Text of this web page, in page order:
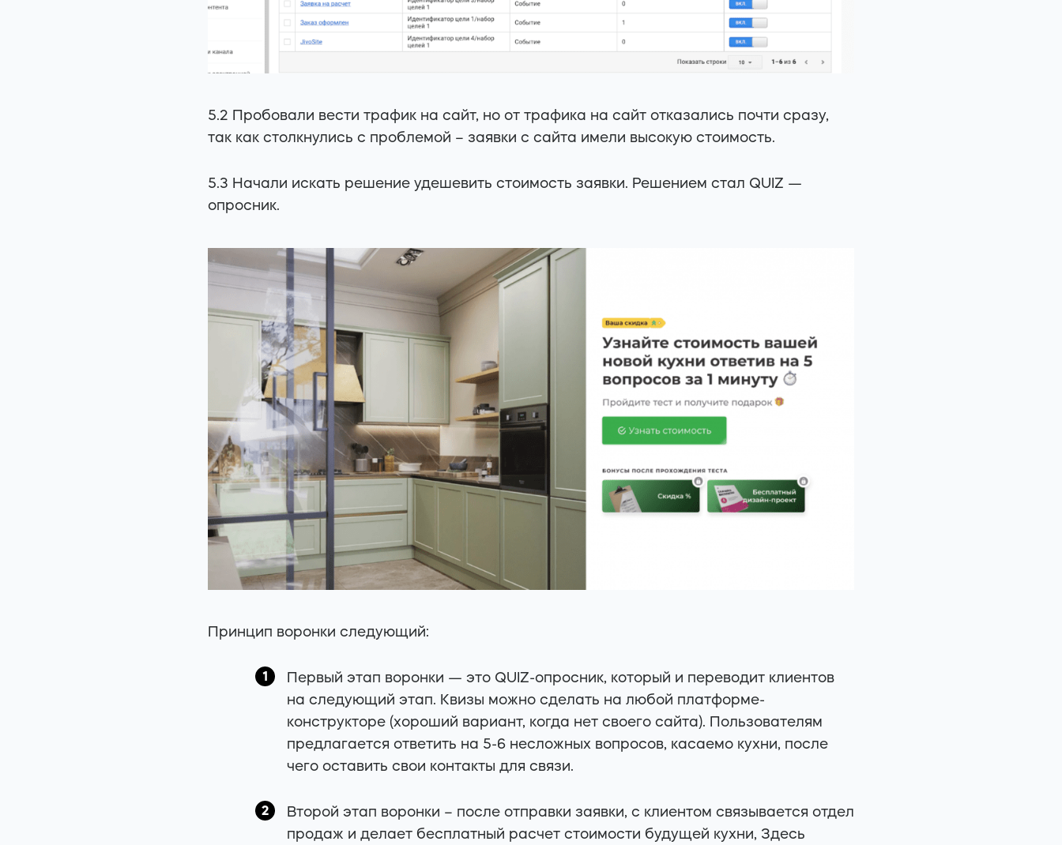
5.2 Пробовали вести трафик на сайт, но от трафика на сайт отказались почти сразу,
так как столкнулись с проблемой – заявки с сайта имели высокую стоимость.
5.3 Начали искать решение удешевить стоимость заявки. Решением стал QUIZ —
опросник.
Принцип воронки следующий:
Первый этап воронки — это QUIZ-опросник, который и переводит клиентов
на следующий этап. Квизы можно сделать на любой платформе-
конструкторе (хороший вариант, когда нет своего сайта). Пользователям
предлагается ответить на 5-6 несложных вопросов, касаемо кухни, после
чего оставить свои контакты для связи.
Второй этап воронки – после отправки заявки, с клиентом связывается отдел
продаж и делает бесплатный расчет стоимости будущей кухни, Здесь